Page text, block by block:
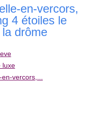
en-vercors,
4 étoiles le
drôme
luxe
vercors,...